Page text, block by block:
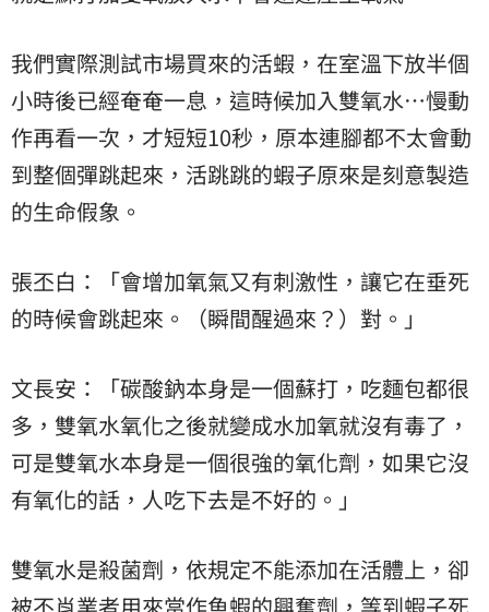
我們實際測試市場買來的活蝦，在室溫下放半個
小時後已經奄奄一息，這時候加入雙氧水…慢動
作再看一次，才短短10秒，原本連腳都不太會動
到整個彈跳起來，活跳跳的蝦子原來是刻意製造
的生命假象。
張丕白：「會增加氧氣又有刺激性，讓它在垂死
的時候會跳起來。（瞬間醒過來？）對。」
文長安：「碳酸鈉本身是一個蘇打，吃麵包都很
多，雙氧水氧化之後就變成水加氧就沒有毒了，
可是雙氧水本身是一個很強的氧化劑，如果它沒
有氧化的話，人吃下去是不好的。」
雙氧水是殺菌劑，依規定不能添加在活體上，卻